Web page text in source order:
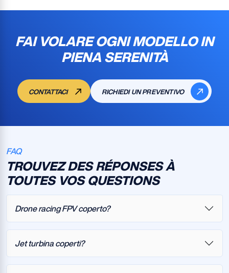
FAI VOLARE OGNI MODELLO IN
PIENA SERENITÀ
CONTATTACI RICHIEDI UN PREVENTIVO
FAQ
TROUVEZ DES RÉPONSES À
TOUTES VOS QUESTIONS
Drone racing FPV coperto?
Jet turbina coperti?